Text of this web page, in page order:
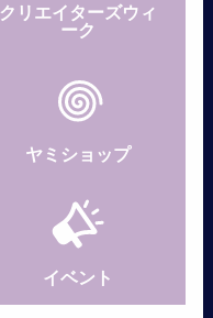
クリエイターズウィ
ーク
ヤミショップ
イベント